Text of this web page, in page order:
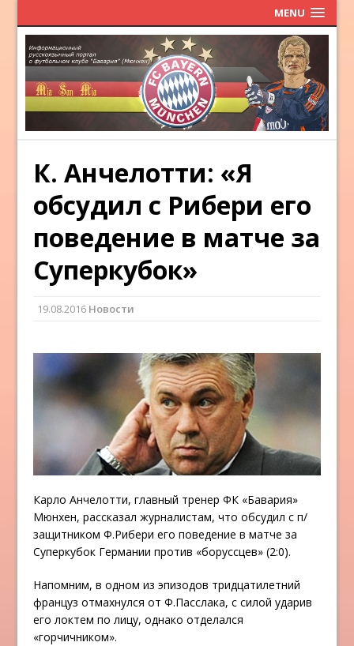
MENU
К. Анчелотти: «Я
обсудил с Рибери его
поведение в матче за
Суперкубок»
19.08.2016 Новости
Карло Анчелотти, главный тренер ФК «Бавария»
Мюнхен, рассказал журналистам, что обсудил с п/
защитником Ф.Рибери его поведение в матче за
Суперкубок Германии против «боруссцев» (2:0).
Напомним, в одном из эпизодов тридцатилетний
француз отмахнулся от Ф.Пасслака, с силой ударив
его локтем по лицу, однако отделался
«горчичником».